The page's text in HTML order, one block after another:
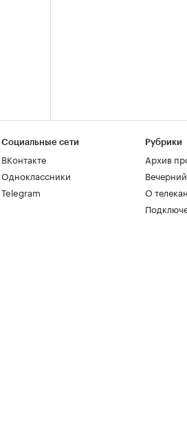
Социальные сети
ВКонтакте
Одноклассники
Telegram
Рубрики
Архив
О